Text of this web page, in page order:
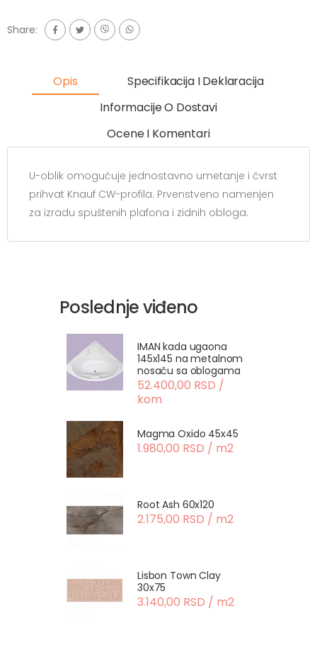
Share:
Opis
Specifikacija I Deklaracija
Informacije O Dostavi
Ocene I Komentari
U-oblik omogućuje jednostavno umetanje i čvrst
prihvat Knauf CW-profila. Prvenstveno namenjen
za izradu spuštenih plafona i zidnih obloga.
Poslednje viđeno
IMAN kada ugaona
145x145 na metalnom
nosaču sa oblogama
52.400,00 RSD /
kom
Magma Oxido 45x45
1.980,00 RSD / m2
Root Ash 60x120
2.175,00 RSD / m2
Lisbon Town Clay
30x75
3.140,00 RSD / m2